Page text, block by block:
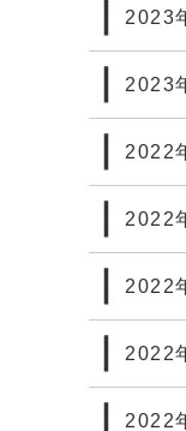
2023
2023
2022
2022
2022
2022
2022